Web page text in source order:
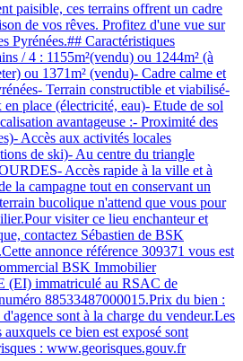
paisible, ces terrains offrent un cadre
de vos rêves. Profitez d'une vue sur
Pyrénées.## Caractéristiques
/ 4 : 1155m²(vendu) ou 1244m² (à
ou 1371m² (vendu)- Cadre calme et
Terrain constructible et viabilisé-
place (électricité, eau)- Etude de sol
avantageuse :- Proximité des
Accès aux activités locales
de ski)- Au centre du triangle
Accès rapide à la ville et à
la campagne tout en conservant un
bucolique n'attend que vous pour
visiter ce lieu enchanteur et
contactez Sébastien de BSK
annonce référence 309371 vous est
BSK Immobilier
immatriculé au RSAC de
88533487000015.Prix du bien :
sont à la charge du vendeur.Les
ce bien est exposé sont
: www.georisques.gouv.fr